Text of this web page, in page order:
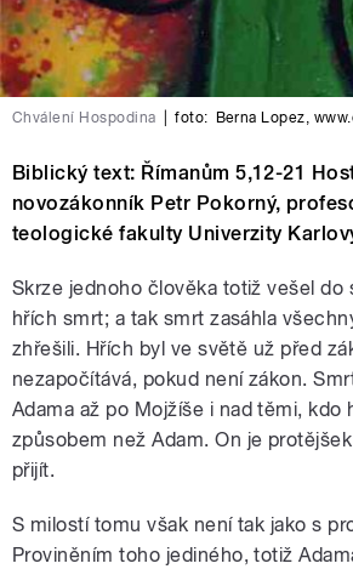
Chválení Hospodina foto: Berna Lopez,
Biblický text: Římanům 5,12-21
novozákonník Petr Pokorný,
teologické fakulty Univerzity
Skrze jednoho člověka totiž vešel do
hřích smrt; a tak smrt zasáhla
zhřešili. Hřích byl ve světě už před
nezapočítává, pokud není zákon.
Adama až po Mojžíše i nad těmi, kdo
způsobem než Adam. On je
přijít.
S milostí tomu však není tak jako s
Proviněním toho jediného, totiž